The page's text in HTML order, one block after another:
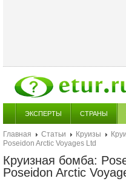
ЭКСПЕРТЫ СТРАНЫ
Главная Статьи Круизы
Poseidon Arctic Voyages Ltd
Круизная бомба:
Poseidon Arctic